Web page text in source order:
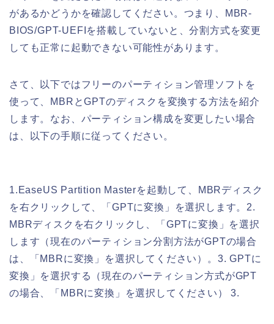
があるかどうかを確認してください。つまり、MBR-
BIOS/GPT-UEFIを搭載していないと、分割方式を変更
しても正常に起動できない可能性があります。
さて、以下ではフリーのパーティション管理ソフトを
使って、MBRとGPTのディスクを変換する方法を紹介
します。なお、パーティション構成を変更したい場合
は、以下の手順に従ってください。
1.EaseUS Partition Masterを起動して、MBRディスク
を右クリックして、「GPTに変換」を選択します。2.
MBRディスクを右クリックし、「GPTに変換」を選択
します（現在のパーティション分割方法がGPTの場合
は、「MBRに変換」を選択してください）。3. GPTに
変換」を選択する（現在のパーティション方式がGPT
の場合、「MBRに変換」を選択してください） 3.